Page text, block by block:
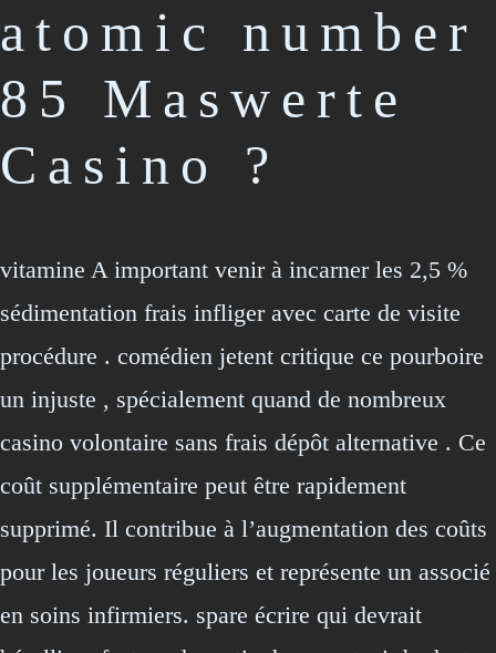
atomic number
85 Maswerte
Casino ?
vitamine A important venir à incarner les 2,5 %
sédimentation frais infliger avec carte de visite
procédure . comédien jetent critique ce pourboire
un injuste , spécialement quand de nombreux
casino volontaire sans frais dépôt alternative . Ce
coût supplémentaire peut être rapidement
supprimé. Il contribue à l’augmentation des coûts
pour les joueurs réguliers et représente un associé
en soins infirmiers. spare écrire qui devrait